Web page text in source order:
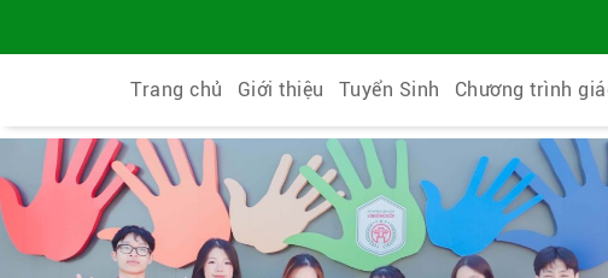
Trang chủ Giới thiệu Tuyển Sinh Chương trình